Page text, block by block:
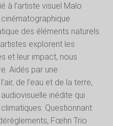
à l’artiste visuel Malo
des éléments naturels.
explorent les
et leur impact, nous
Aidés par une
de l’eau et de la terre,
inédite qui
Questionnant
Fœhn Trio